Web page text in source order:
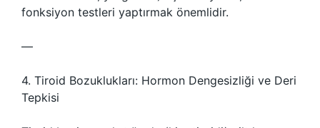
fonksiyon testleri yaptırmak önemlidir.
—
4. Tiroid Bozuklukları: Hormon Dengesizliği ve Deri
Tepkisi